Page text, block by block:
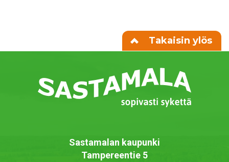
Takaisin ylös
Sastamalan kaupunki
Tampereentie 5